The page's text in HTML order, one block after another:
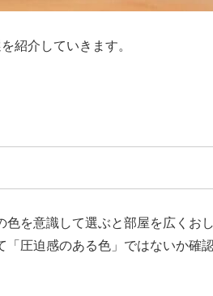
紹介していきます。
を意識して選ぶと部屋を広くお
圧迫感のある色」ではないか確認